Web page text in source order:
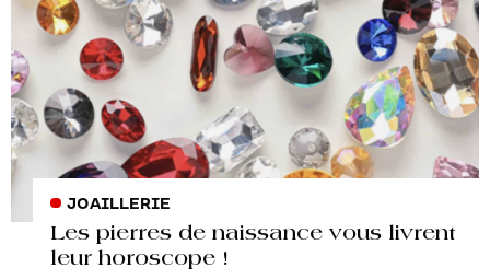
JOAILLERIE
Les pierres de naissance vous livrent
leur horoscope !